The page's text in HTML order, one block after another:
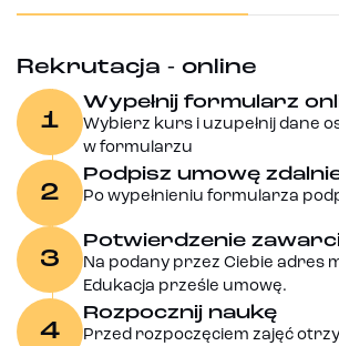
Rekrutacja - online
1
Wypełnij formularz
Wybierz kurs i uzupełnij dane
w formularzu
2
Podpisz umowę
Po wypełnieniu formularza
3
Potwierdzenie
Na podany przez Ciebie adres
Edukacja prześle umowę.
4
Rozpocznij naukę
Przed rozpoczęciem zajęć